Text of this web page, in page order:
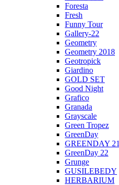
Foresta
Fresh
Funny Tour
Gallery-22
Geometry
Geometry 2018
Geotropick
Giardino
GOLD SET
Good Night
Grafico
Granada
Grayscale
Green Tropez
GreenDay
GREENDAY 21
GreenDay 22
Grunge
GUSILEBEDY
HERBARIUM